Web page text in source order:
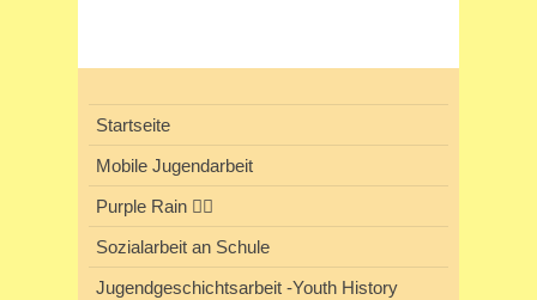
Startseite
Mobile Jugendarbeit
Purple Rain 🏳️‍🌈
Sozialarbeit an Schule
Jugendgeschichtsarbeit -Youth History